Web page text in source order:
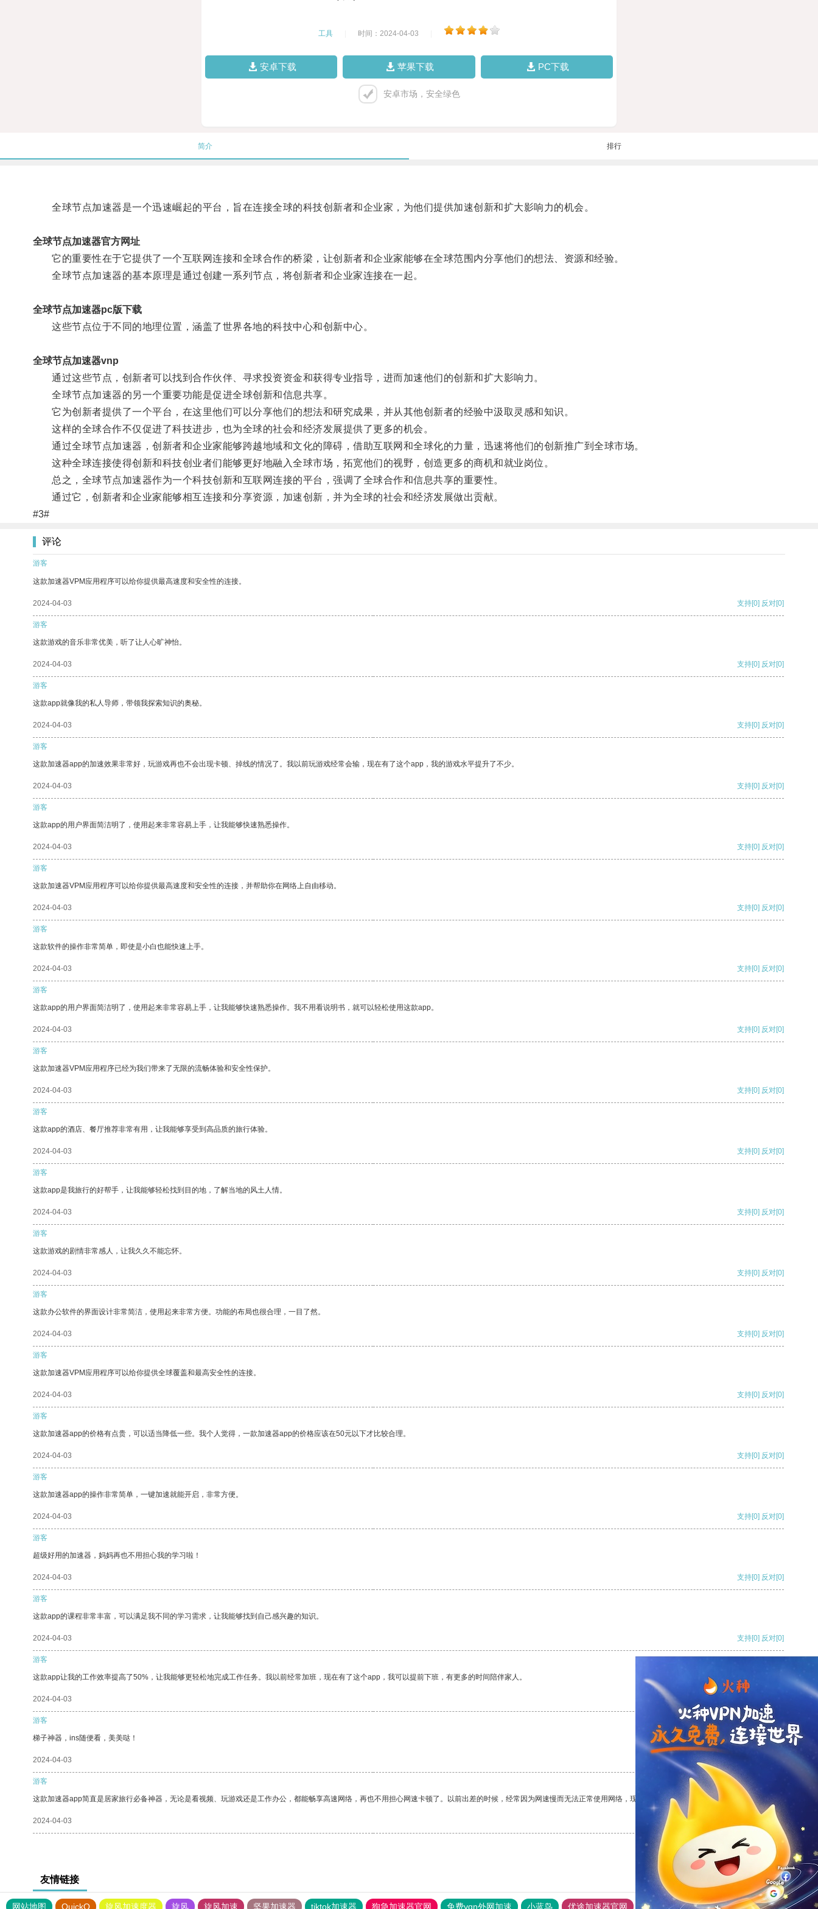
工具 时间：2024-04-03
安卓下载 苹果下载 PC下载
安卓市场，安全绿色
简介 排行
全球节点加速器是一个迅速崛起的平台，旨在连接全球的科技创新者和企业家，为他们提供加速创新和扩大影响力的机会。
全球节点加速器官方网址
它的重要性在于它提供了一个互联网连接和全球合作的桥梁，让创新者和企业家能够在全球范围内分享他们的想法、资源和经验。
全球节点加速器的基本原理是通过创建一系列节点，将创新者和企业家连接在一起。
全球节点加速器pc版下载
这些节点位于不同的地理位置，涵盖了世界各地的科技中心和创新中心。
全球节点加速器vnp
通过这些节点，创新者可以找到合作伙伴、寻求投资资金和获得专业指导，进而加速他们的创新和扩大影响力。
全球节点加速器的另一个重要功能是促进全球创新和信息共享。
它为创新者提供了一个平台，在这里他们可以分享他们的想法和研究成果，并从其他创新者的经验中汲取灵感和知识。
这样的全球合作不仅促进了科技进步，也为全球的社会和经济发展提供了更多的机会。
通过全球节点加速器，创新者和企业家能够跨越地域和文化的障碍，借助互联网和全球化的力量，迅速将他们的创新推广到全球市场。
这种全球连接使得创新和科技创业者们能够更好地融入全球市场，拓宽他们的视野，创造更多的商机和就业岗位。
总之，全球节点加速器作为一个科技创新和互联网连接的平台，强调了全球合作和信息共享的重要性。
通过它，创新者和企业家能够相互连接和分享资源，加速创新，并为全球的社会和经济发展做出贡献。
#3#
评论
游客
这款加速器VPM应用程序可以给你提供最高速度和安全性的连接。
2024-04-03 支持[0] 反对[0]
游客
这款游戏的音乐非常优美，听了让人心旷神怡。
2024-04-03 支持[0] 反对[0]
游客
这款app就像我的私人导师，带领我探索知识的奥秘。
2024-04-03 支持[0] 反对[0]
游客
这款加速器app的加速效果非常好，玩游戏再也不会出现卡顿、掉线的情况了。我以前玩游戏经常会输，现在有了这个app，我的游戏水平提升了不少。
2024-04-03 支持[0] 反对[0]
游客
这款app的用户界面简洁明了，使用起来非常容易上手，让我能够快速熟悉操作。
2024-04-03 支持[0] 反对[0]
游客
这款加速器VPM应用程序可以给你提供最高速度和安全性的连接，并帮助你在网络上自由移动。
2024-04-03 支持[0] 反对[0]
游客
这款软件的操作非常简单，即使是小白也能快速上手。
2024-04-03 支持[0] 反对[0]
游客
这款app的用户界面简洁明了，使用起来非常容易上手，让我能够快速熟悉操作。我不用看说明书，就可以轻松使用这款app。
2024-04-03 支持[0] 反对[0]
游客
这款加速器VPM应用程序已经为我们带来了无限的流畅体验和安全性保护。
2024-04-03 支持[0] 反对[0]
游客
这款app的酒店、餐厅推荐非常有用，让我能够享受到高品质的旅行体验。
2024-04-03 支持[0] 反对[0]
游客
这款app是我旅行的好帮手，让我能够轻松找到目的地，了解当地的风土人情。
2024-04-03 支持[0] 反对[0]
游客
这款游戏的剧情非常感人，让我久久不能忘怀。
2024-04-03 支持[0] 反对[0]
游客
这款办公软件的界面设计非常简洁，使用起来非常方便。功能的布局也很合理，一目了然。
2024-04-03 支持[0] 反对[0]
游客
这款加速器VPM应用程序可以给你提供全球覆盖和最高安全性的连接。
2024-04-03 支持[0] 反对[0]
游客
这款加速器app的价格有点贵，可以适当降低一些。我个人觉得，一款加速器app的价格应该在50元以下才比较合理。
2024-04-03 支持[0] 反对[0]
游客
这款加速器app的操作非常简单，一键加速就能开启，非常方便。
2024-04-03 支持[0] 反对[0]
游客
超级好用的加速器，妈妈再也不用担心我的学习啦！
2024-04-03 支持[0] 反对[0]
游客
这款app的课程非常丰富，可以满足我不同的学习需求，让我能够找到自己感兴趣的知识。
2024-04-03 支持[0] 反对[0]
游客
这款app让我的工作效率提高了50%，让我能够更轻松地完成工作任务。我以前经常加班，现在有了这个app，我可以提前下班，有更多的时间陪伴家人。
2024-04-03
游客
梯子神器，ins随便看，美美哒！
2024-04-03 反对
游客
这款加速器app简直是居家旅行必备神器，无论是看视频、玩游戏还是工作办公，都能畅享高速网络，再也不用担心网速卡顿了。以前出差的时候，经常因为网速慢而无法正常使用网络，现在有了这个app，我再也不用担心了。
2024-04-03 反对[0]
友情链接
网站地图 QuickQ 旋风加速度器 旋风 旋风加速 坚果加速器 tiktok加速器 狗急加速器官网 免费vqn外网加速 小蓝鸟 优途加速器官网 风驰加速器 旋风加速器 八戒看书